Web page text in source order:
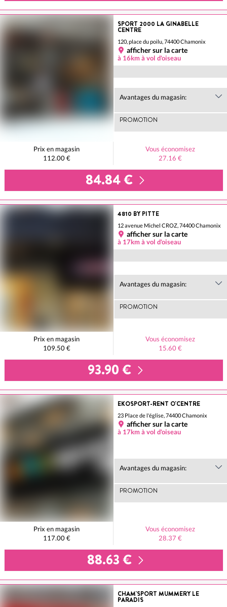
SPORT 2000 LA GINABELLE
CENTRE
120, place du poilu, 74400 Chamonix
afficher sur la carte
à 16km à vol d'oiseau
Avantages du magasin:
PROMOTION
Prix en magasin
112.00 €
Vous économisez
27.16 €
84.84 €
4810 BY PITTE
12 avenue Michel CROZ, 74400 Chamonix
afficher sur la carte
à 17km à vol d'oiseau
Avantages du magasin:
PROMOTION
Prix en magasin
109.50 €
Vous économisez
15.60 €
93.90 €
EKOSPORT-RENT O'CENTRE
23 Place de l'église, 74400 Chamonix
afficher sur la carte
à 17km à vol d'oiseau
Avantages du magasin:
PROMOTION
Prix en magasin
117.00 €
Vous économisez
28.37 €
88.63 €
CHAM'SPORT MUMMERY LE
PARADIS